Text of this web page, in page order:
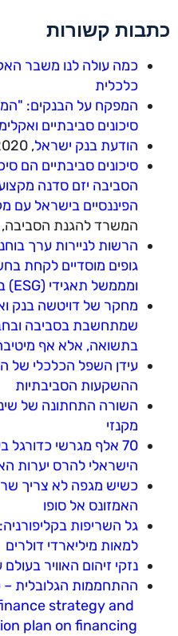
קשורות
כמה עולה לנו משבר האקלים,
כלכלית
המפקח על הבנקים:
סיכונים סביבתיים
הודעת בנק ישראל, 9/9/2020
סיכונים סביבתיים הם
הסביבה יזם סדנה מקצועית
הפיננסיים בישראל עם
המשרד להגנת הסביבה, 9/9/2020
הרשות לניירות ערך בוחנת
גופים מוסדיים לקחת
ומממשל תאגידי (ESG) בעת בחינת השקעות
מחקר של דויטשה בנק
שמתחשבת בסביבה
בתשואה, אלא אף מיטיבה
עידן השפל הכלכלי של
ההשקעות הסביבתיות
השורה התחתונה של שינוי
מקנזי
70 אלף מגרשי כדורגל
הישראלי להרס יערות
כשיש מגפה לא צריך
האמזונס אל סופו
גל השריפות בקליפורניה:
למאות מיליארדי דולרים
נזקי זיהום האוויר בעולם
ההתחממות הגלובלית –
finance strategy and
plan on financing